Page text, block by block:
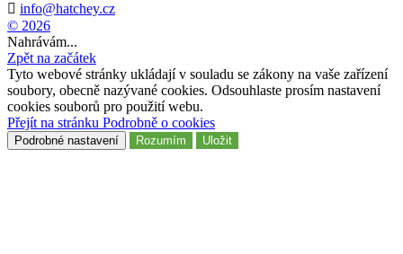
 info@hatchey.cz
© 2026
Nahrávám...
Zpět na začátek
Tyto webové stránky ukládají v souladu se zákony na vaše zařízení
soubory, obecně nazývané cookies. Odsouhlaste prosím nastavení
cookies souborů pro použití webu.
Přejít na stránku Podrobně o cookies
Podrobné nastavení Rozumím Uložit